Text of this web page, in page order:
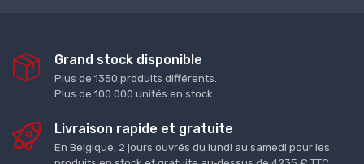
Grand stock disponible
Plus de 1350 produits différents.
Plus de 100 000 unités en stock.
Livraison rapide et gratuite
En Belgique, 2 jours ouvrés du lundi au samedi pour les